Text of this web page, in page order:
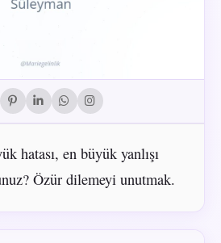
hatası, en büyük yanlışı
Özür dilemeyi unutmak.